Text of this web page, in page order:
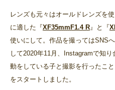
レンズも元々はオールドレンズを
に適した『XF35mmF1.4 R 』と『
使いにして。作品を撮ってはSNS
して2020年11月、Instagramで知
動をしている子と撮影を行ったこ
をスタートしました。